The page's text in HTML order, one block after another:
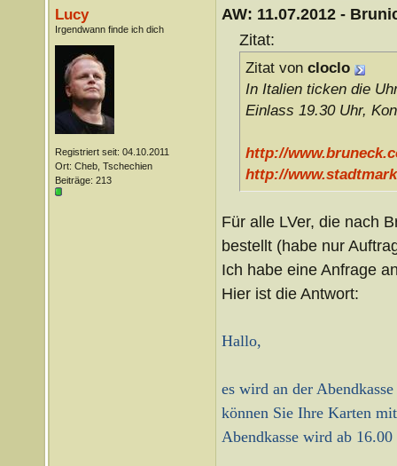
Lucy
Irgendwann finde ich dich
Registriert seit: 04.10.2011
Ort: Cheb, Tschechien
Beiträge: 213
AW: 11.07.2012 -
Zitat:
Zitat von cloclo
In Italien ticken die
Einlass 19.30 Uhr,
http://
http://
Für alle LVer, die nach
bestellt (habe nur
Ich habe eine Anfrage
Hier ist die Antwort:
Hallo,
es wird an der
können Sie Ihre Karten
Abendkasse wird ab